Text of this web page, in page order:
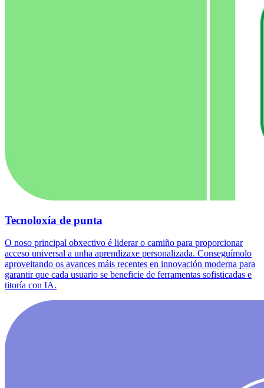
Tecnoloxía de punta
O noso principal obxectivo é liderar o camiño para proporcionar
acceso universal a unha aprendizaxe personalizada. Conseguímolo
aproveitando os avances máis recentes en innovación moderna para
garantir que cada usuario se beneficie de ferramentas sofisticadas e
titoría con IA.